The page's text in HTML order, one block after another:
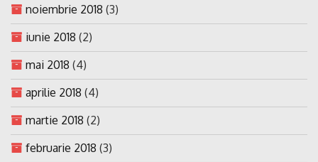
noiembrie 2018 (3)
iunie 2018 (2)
mai 2018 (4)
aprilie 2018 (4)
martie 2018 (2)
februarie 2018 (3)